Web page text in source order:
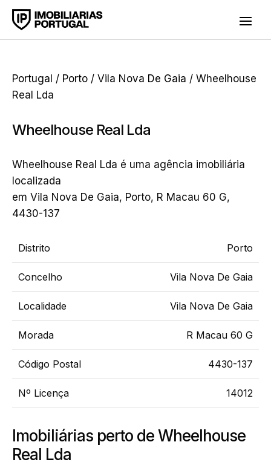
Portugal / Porto / Vila Nova De Gaia / Wheelhouse
Real Lda
Wheelhouse Real Lda
Wheelhouse Real Lda é uma agência imobiliária
localizada
em Vila Nova De Gaia, Porto, R Macau 60 G,
4430-137
Distrito Porto
Concelho Vila Nova De Gaia
Localidade Vila Nova De Gaia
Morada R Macau 60 G
Código Postal 4430-137
Nº Licença 14012
Imobiliárias perto de Wheelhouse
Real Lda